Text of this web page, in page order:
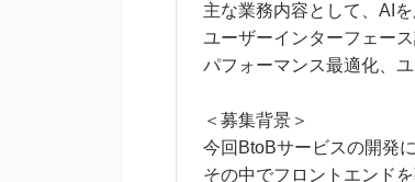
主な業務内容として、AI
ユーザーインターフェー
パフォーマンス最適化、
＜募集背景＞
今回BtoBサービスの開発
その中でフロントエンド